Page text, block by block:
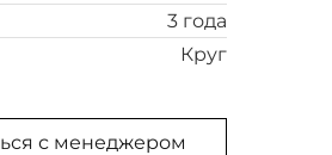
3 года
Круг
с менеджером